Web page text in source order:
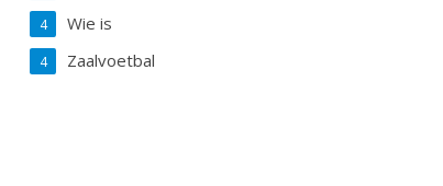
Wie is
4
Zaalvoetbal
4